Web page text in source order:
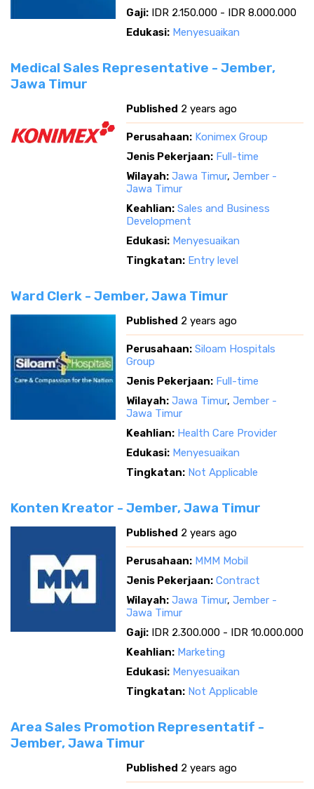
Gaji: IDR 2.150.000 - IDR 8.000.000
Edukasi: Menyesuaikan
Medical Sales Representative - Jember,
Jawa Timur
Published 2 years ago
Perusahaan: Konimex Group
Jenis Pekerjaan: Full-time
Wilayah: Jawa Timur, Jember -
Jawa Timur
Keahlian: Sales and Business
Development
Edukasi: Menyesuaikan
Tingkatan: Entry level
Ward Clerk - Jember, Jawa Timur
Published 2 years ago
Perusahaan: Siloam Hospitals
Group
Jenis Pekerjaan: Full-time
Wilayah: Jawa Timur, Jember -
Jawa Timur
Keahlian: Health Care Provider
Edukasi: Menyesuaikan
Tingkatan: Not Applicable
Konten Kreator - Jember, Jawa Timur
Published 2 years ago
Perusahaan: MMM Mobil
Jenis Pekerjaan: Contract
Wilayah: Jawa Timur, Jember -
Jawa Timur
Gaji: IDR 2.300.000 - IDR 10.000.000
Keahlian: Marketing
Edukasi: Menyesuaikan
Tingkatan: Not Applicable
Area Sales Promotion Representatif -
Jember, Jawa Timur
Published 2 years ago